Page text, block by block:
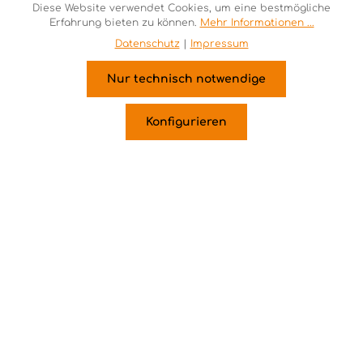
0 28 64 / 88 68 60
Newsletter
verpassen Sie keine Neuigkeiten oder Aktionen.
Diese Website verwendet Cookies, um eine bestmögliche
Erfahrung bieten zu können. Mehr Informationen ...
Datenschutz| Impressum
Nur technisch notwendige
Konfigurieren